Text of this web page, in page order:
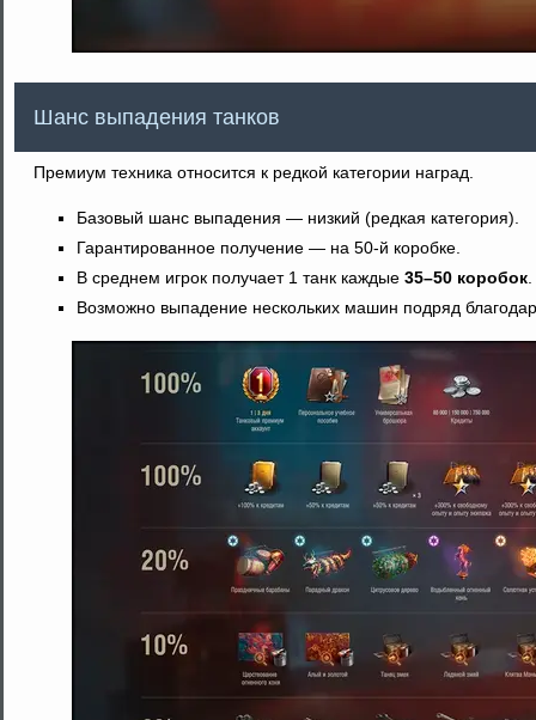
Шанс выпадения танков
Премиум техника относится к редкой категории наград.
Базовый шанс выпадения — низкий (редкая категория).
Гарантированное получение — на 50-й коробке.
В среднем игрок получает 1 танк каждые 35–50 коробок.
Возможно выпадение нескольких машин подряд